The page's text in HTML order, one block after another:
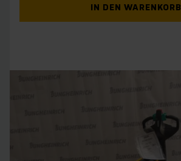
IN DEN WARENKORB